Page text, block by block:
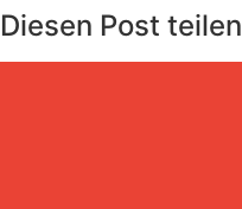
Diesen Post teilen